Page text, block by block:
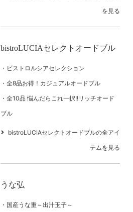
を見る
bistroLUCIAセレクトオードブル
ビストロルシアセレクション
全8品お得！カジュアルオードブル
全10品 悩んだらこれ一択!!リッチオード
ブル
bistroLUCIAセレクトオードブルの全アイ
テムを見る
うな弘
国産うな重～出汁玉子～